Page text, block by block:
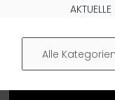
Alle Kategorien